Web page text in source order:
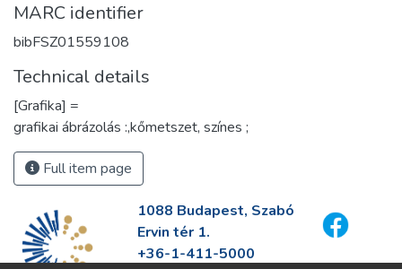
MARC identifier
bibFSZ01559108
Technical details
[Grafika] =
grafikai ábrázolás :,kőmetszet, színes ;
Full item page
1088 Budapest, Szabó
Ervin tér 1.
+36-1-411-5000